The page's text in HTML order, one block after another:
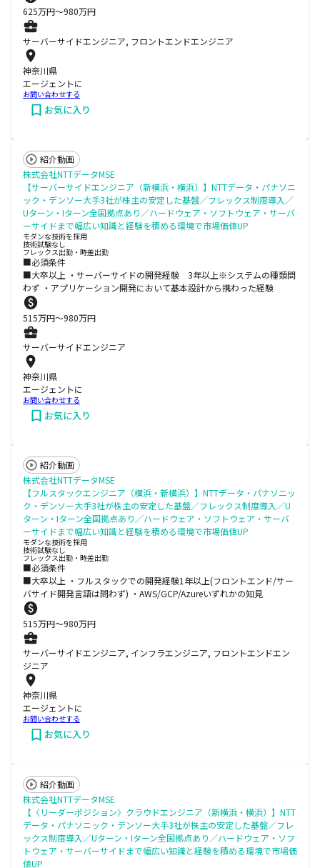
625万円〜980万円
サーバーサイドエンジニア, フロントエンドエンジニア
神奈川県
エージェントに
お問い合わせする
お気に入り
紹介動画
株式会社NTTデータMSE
【サーバーサイドエンジニア（新横浜・横浜）】NTTデータ・パナソニ
ック・デンソー大手3社が株主の安定した基盤／フレックス制度導入／
Uターン・Iターン全国拠点あり／ハードウェア・ソフトウェア・サーバ
ーサイドまで幅広い知識と経験を積める環境で市場価値UP
モダンな技術を採用
技術試験なし
フレックス出勤・時差出勤
■必須条件
■大卒以上 ・サーバーサイドの開発経験 3年以上※システムの種類問
わず ・アプリケーション開発において基本設計から携わった経験
515万円〜980万円
サーバーサイドエンジニア
神奈川県
エージェントに
お問い合わせする
お気に入り
紹介動画
株式会社NTTデータMSE
【フルスタックエンジニア（横浜・新横浜）】NTTデータ・パナソニッ
ク・デンソー大手3社が株主の安定した基盤／フレックス制度導入／U
ターン・Iターン全国拠点あり／ハードウェア・ソフトウェア・サーバ
ーサイドまで幅広い知識と経験を積める環境で市場価値UP
モダンな技術を採用
技術試験なし
フレックス出勤・時差出勤
■必須条件
■大卒以上 ・フルスタックでの開発経験1年以上(フロントエンド/サー
バサイド開発言語は問わず) ・AWS/GCP/Azureいずれかの知見
515万円〜980万円
サーバーサイドエンジニア, インフラエンジニア, フロントエンドエン
ジニア
神奈川県
エージェントに
お問い合わせする
お気に入り
紹介動画
株式会社NTTデータMSE
【〈リーダーポジション〉クラウドエンジニア（新横浜・横浜）】NTT
データ・パナソニック・デンソー大手3社が株主の安定した基盤／フレ
ックス制度導入／Uターン・Iターン全国拠点あり／ハードウェア・ソフ
トウェア・サーバーサイドまで幅広い知識と経験を積める環境で市場価
値UP